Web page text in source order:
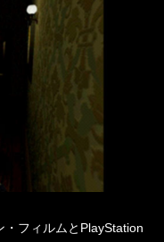
フィルムとPlayStation